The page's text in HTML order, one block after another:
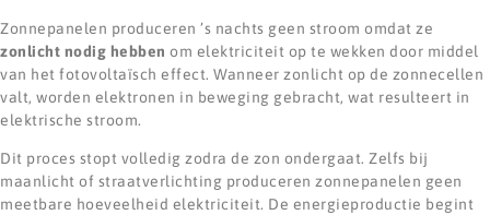
Zonnepanelen produceren ’s nachts geen stroom omdat ze
zonlicht nodig hebben om elektriciteit op te wekken door middel
van het fotovoltaïsch effect. Wanneer zonlicht op de zonnecellen
valt, worden elektronen in beweging gebracht, wat resulteert in
elektrische stroom.
Dit proces stopt volledig zodra de zon ondergaat. Zelfs bij
maanlicht of straatverlichting produceren zonnepanelen geen
meetbare hoeveelheid elektriciteit. De energieproductie begint